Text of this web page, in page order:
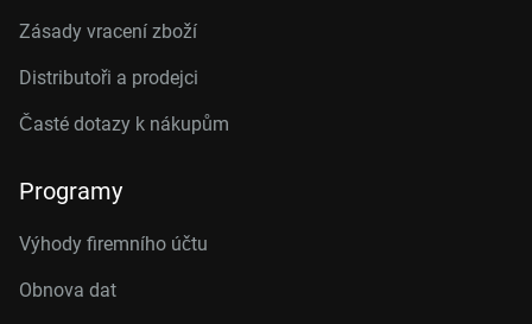
Zásady vracení zboží
Distributoři a prodejci
Časté dotazy k nákupům
Programy
Výhody firemního účtu
Obnova dat